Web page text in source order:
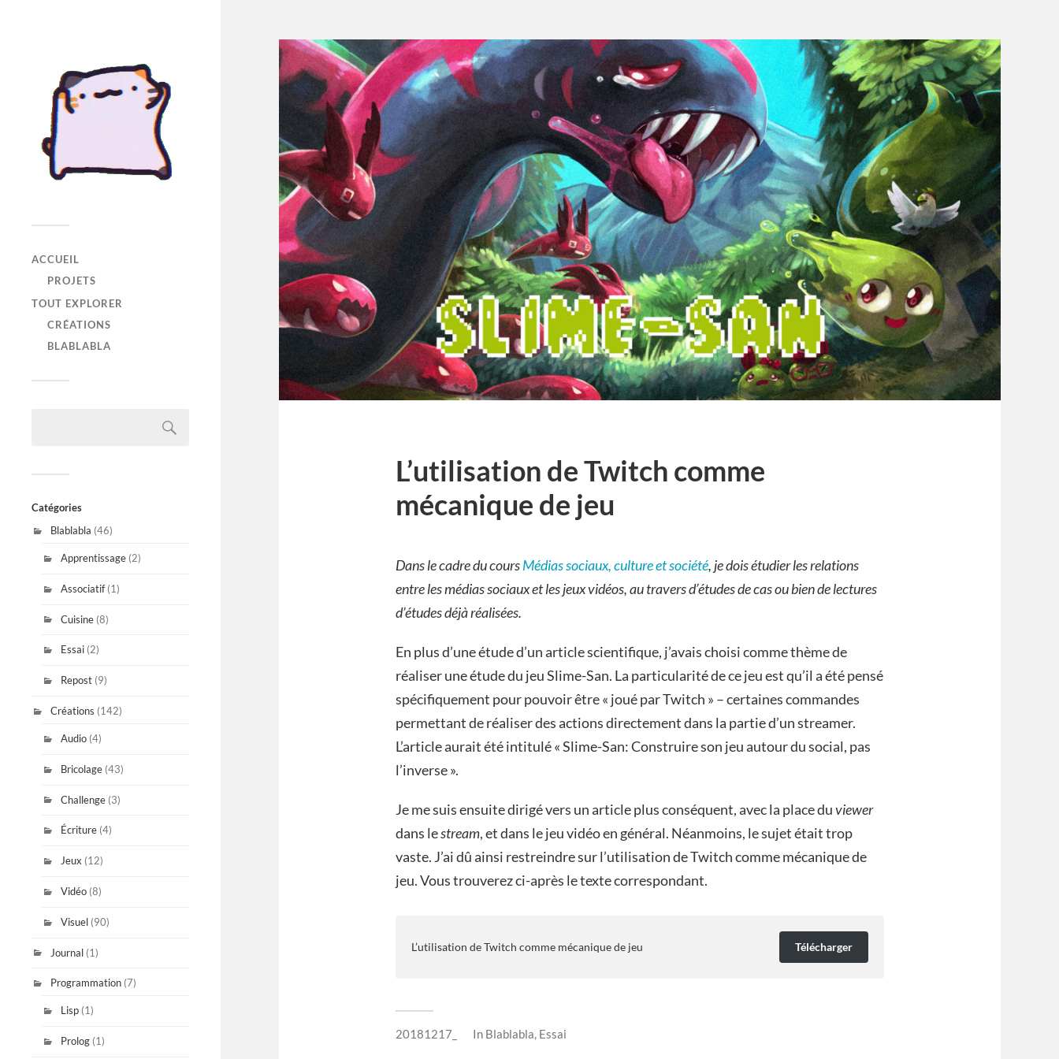
ACCUEIL
PROJETS
TOUT EXPLORER
CRÉATIONS
BLABLABLA
Catégories
Blablabla (46)
Apprentissage(2)
Associatif(1)
Cuisine(8)
Essai(2)
Repost(9)
Créations (142)
Audio(4)
Bricolage(43)
Challenge(3)
Écriture(4)
Jeux (12)
Vidéo(8)
Visuel(90)
Journal (1)
Programmation (7)
Lisp(1)
Prolog(1)
L’utilisation de Twitch comme
mécanique de jeu
Dans le cadre du coursMédias sociaux, culture et société, je dois étudier les relations
entre les médias sociaux et les jeux vidéos, au travers d’études de cas ou bien de lectures
d’études déjà réalisées.
En plus d’une étude d’un article scientifique, j’avais choisi comme thème de
réaliser une étude du jeu Slime-San. La particularité de ce jeu est qu’il a été pensé
spécifiquement pour pouvoir être « joué par Twitch » – certaines commandes
permettant de réaliser des actions directement dans la partie d’un streamer.
L’article aurait été intitulé « Slime-San: Construire son jeu autour du social, pas
l’inverse ».
Je me suis ensuite dirigé vers un article plus conséquent, avec la place duviewer
dans lestream, et dans le jeu vidéo en général. Néanmoins, le sujet était trop
vaste. J’ai dû ainsi restreindre sur l’utilisation de Twitch comme mécanique de
jeu. Vous trouverez ci-après le texte correspondant.
L’utilisation de Twitch comme mécanique de jeu Télécharger
20181217_ In Blablabla, Essai